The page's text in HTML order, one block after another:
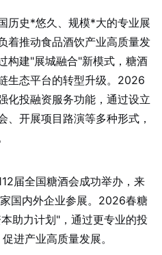
历史*悠久、规模*大的专业展
着推动食品酒饮产业高质量发
构建"展城融合"新模式，糖酒
生态平台的转型升级。2026
化投融资服务功能，通过设立
、开展项目路演等多种形式，
届全国糖酒会成功举办，来
国内外企业参展。2026春糖
助力计划"，通过更专业的投
进产业高质量发展。